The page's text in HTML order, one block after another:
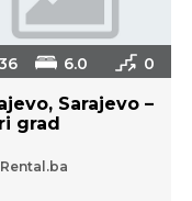
6.0 0
Sarajevo –
grad
Rental.ba